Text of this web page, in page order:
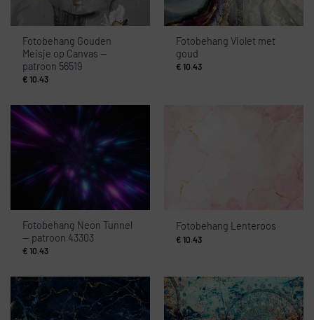
Fotobehang Gouden
Meisje op Canvas —
patroon 56519
€ 10.43
Fotobehang Violet met
goud
€ 10.43
Fotobehang Neon Tunnel
— patroon 43303
€ 10.43
Fotobehang Lenteroos
€ 10.43